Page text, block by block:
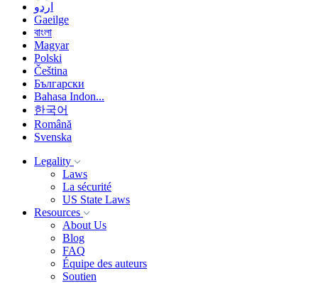
اردو
Gaeilge
বাংলা
Magyar
Polski
Čeština
Български
Bahasa Indon...
한국어
Română
Svenska
Legality
Laws
La sécurité
US State Laws
Resources
About Us
Blog
FAQ
Équipe des auteurs
Soutien